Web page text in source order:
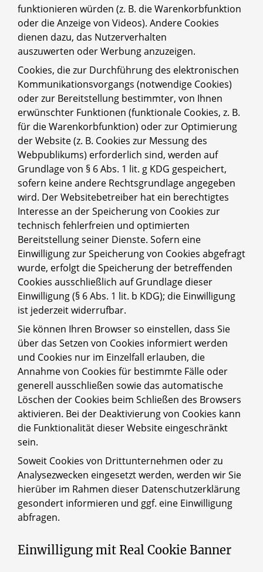
funktionieren würden (z. B. die Warenkorbfunktion
oder die Anzeige von Videos). Andere Cookies
dienen dazu, das Nutzerverhalten
auszuwerten oder Werbung anzuzeigen.
Cookies, die zur Durchführung des elektronischen
Kommunikationsvorgangs (notwendige Cookies)
oder zur Bereitstellung bestimmter, von Ihnen
erwünschter Funktionen (funktionale Cookies, z. B.
für die Warenkorbfunktion) oder zur Optimierung
der Website (z. B. Cookies zur Messung des
Webpublikums) erforderlich sind, werden auf
Grundlage von § 6 Abs. 1 lit. g KDG gespeichert,
sofern keine andere Rechtsgrundlage angegeben
wird. Der Websitebetreiber hat ein berechtigtes
Interesse an der Speicherung von Cookies zur
technisch fehlerfreien und optimierten
Bereitstellung seiner Dienste. Sofern eine
Einwilligung zur Speicherung von Cookies abgefragt
wurde, erfolgt die Speicherung der betreffenden
Cookies ausschließlich auf Grundlage dieser
Einwilligung (§ 6 Abs. 1 lit. b KDG); die Einwilligung
ist jederzeit widerrufbar.
Sie können Ihren Browser so einstellen, dass Sie
über das Setzen von Cookies informiert werden
und Cookies nur im Einzelfall erlauben, die
Annahme von Cookies für bestimmte Fälle oder
generell ausschließen sowie das automatische
Löschen der Cookies beim Schließen des Browsers
aktivieren. Bei der Deaktivierung von Cookies kann
die Funktionalität dieser Website eingeschränkt
sein.
Soweit Cookies von Drittunternehmen oder zu
Analysezwecken eingesetzt werden, werden wir Sie
hierüber im Rahmen dieser Datenschutzerklärung
gesondert informieren und ggf. eine Einwilligung
abfragen.
Einwilligung mit Real Cookie Banner